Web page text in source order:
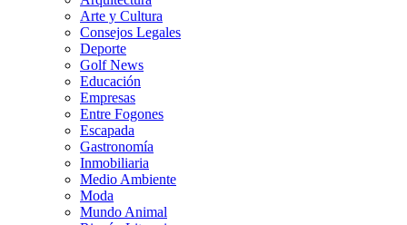
Arte y Cultura
Consejos Legales
Deporte
Golf News
Educación
Empresas
Entre Fogones
Escapada
Gastronomía
Inmobiliaria
Medio Ambiente
Moda
Mundo Animal